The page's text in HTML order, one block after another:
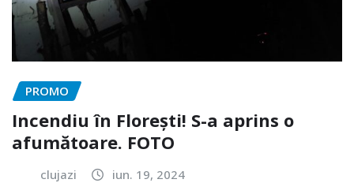
PROMO
Incendiu în Florești! S-a aprins o
afumătoare. FOTO
clujazi iun. 19, 2024